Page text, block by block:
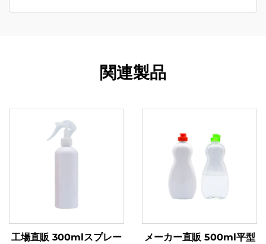
関連製品
工場直販 300mlスプレー
メーカー直販 500ml平型